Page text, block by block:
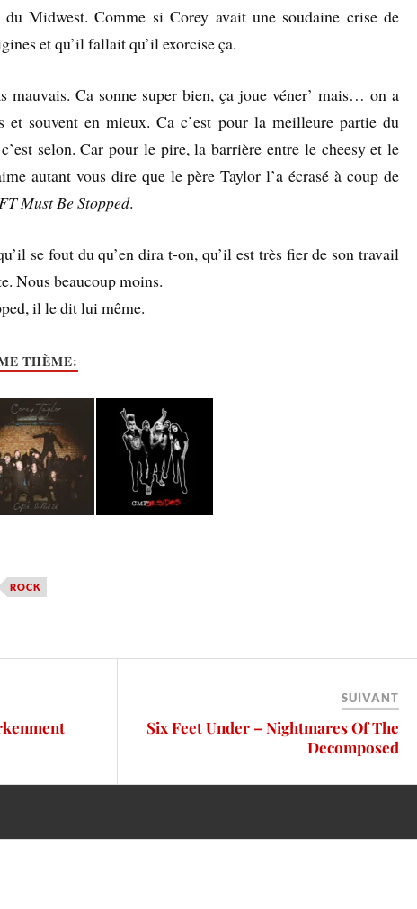
Midwest. Comme si Corey avait une soudaine crise de
et qu’il fallait qu’il exorcise ça.
mauvais. Ca sonne super bien, ça joue véner’ mais… on a
et souvent en mieux. Ca c’est pour la meilleure partie du
selon. Car pour le pire, la barrière entre le cheesy et le
autant vous dire que le père Taylor l’a écrasé à coup de
Must Be Stopped.
se fout du qu’en dira t-on, qu’il est très fier de son travail
Nous beaucoup moins.
il le dit lui même.
THÈME:
ROCK
SUIVANT
Six Feet Under – Nightmares Of The
Decomposed